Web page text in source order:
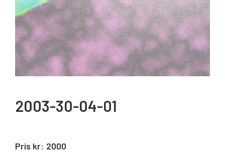
2003-30-04-01
Pris kr: 2000